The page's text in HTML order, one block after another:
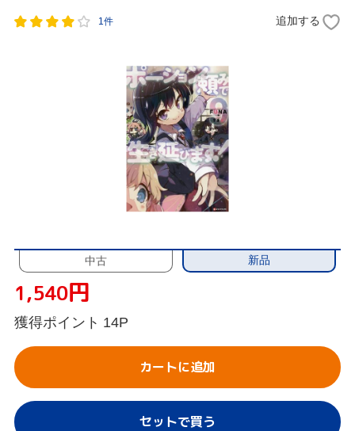
1件 追加する
中古 新品
1,540円
獲得ポイント 14P
カートに追加
セットで買う